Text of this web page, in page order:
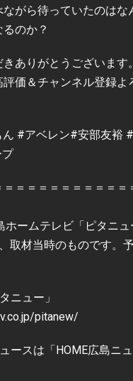
がら待っていたのはな
のか？
ありがとうございます。
評価＆チャンネル登録よ
ん #アベレン#安部友裕
＝＝＝＝＝＝＝＝＝＝
ホームテレビ「ピタニ
取材当時のものです。
ニュー」
pitanew/
ースは「HOME広島ニ